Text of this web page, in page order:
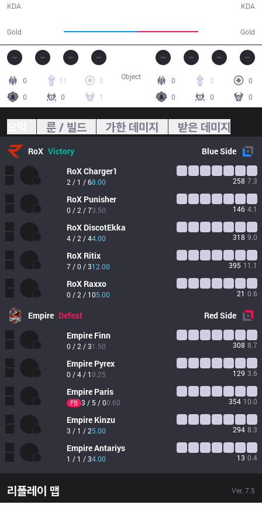
KDA
Gold Gold
KDA
0 11
3
0
0 1
0 2
0
0
0 0
Object
룬 / 빌드 가한 데미지 받은 데미지
RoX Victory BlueSide
RoXCharger1
2 / 1 / 68.00 258 7.3
RoX Punisher
0 / 2 / 73.50 146 4.1
RoX DiscotEkka
4 / 2 / 44.00 318 9.0
RoX Ritix
7 / 0 / 312.00 395 11.1
RoX Raxxo
0 / 2 / 105.00 21 0.6
Empire Defeat RedSide
Empire Finn
0 / 2 / 31.50 308 8.7
Empire Pyrex
0 / 4 / 10.25 129 3.6
Empire Paris
FB 3 / 5 / 00.60 354 10.0
Empire Kinzu
3 / 1 / 25.00 294 8.3
EmpireAntariys
1 / 1 / 34.00 13 0.4
리플레이 맵 Ver. 7.5